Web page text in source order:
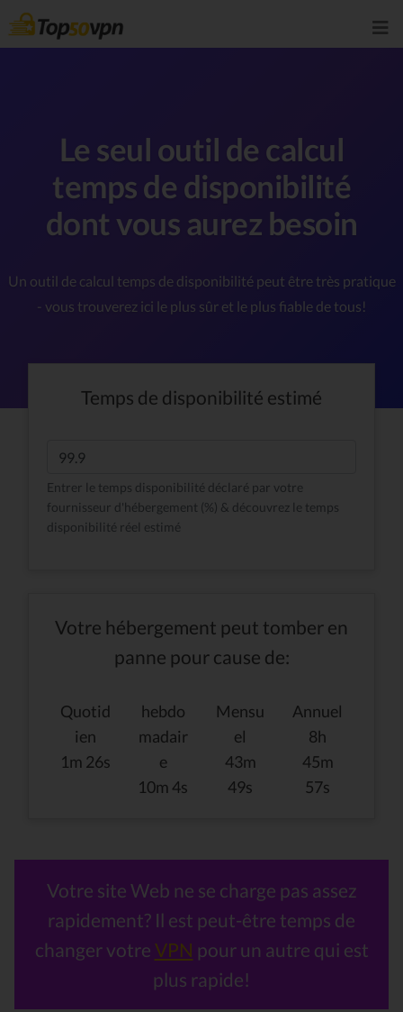
Le seul outil de calcul
temps de disponibilité
dont vous aurez besoin
Un outil de calcul temps de disponibilité peut être très pratique
- vous trouverez ici le plus sûr et le plus fiable de tous!
Temps de disponibilité estimé
Entrer le temps disponibilité déclaré par votre
fournisseur d'hébergement (%) & découvrez le temps
disponibilité réel estimé
Votre hébergement peut tomber en
panne pour cause de:
Quotid
ien
1m 26s
hebdo
madair
e
10m 4s
Mensu
el
43m
49s
Annuel
8h
45m
57s
Votre site Web ne se charge pas assez
rapidement? Il est peut-être temps de
changer votre VPN pour un autre qui est
plus rapide!